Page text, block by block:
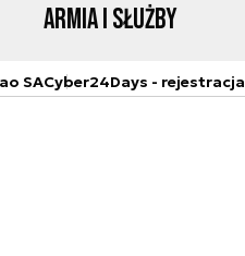
Armia i Służby
SACyber24Days - rejestracja